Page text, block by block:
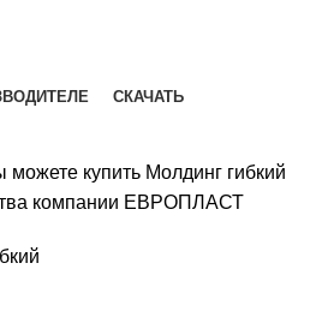
СКАЧАТЬ
можете купить Молдинг гибкий
компании ЕВРОПЛАСТ